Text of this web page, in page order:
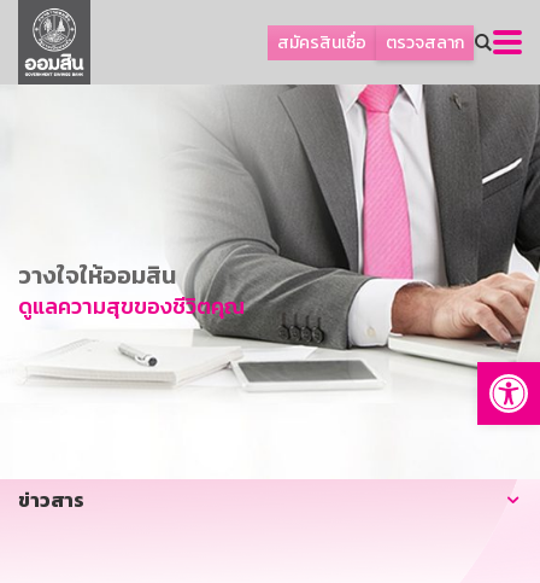
สมัครสินเชื่อ ตรวจสลาก
ลูกค้าธุรกิจ
ลูกค้าผู้ประกอบรายย่อย
การพัฒนาที่ยั่งยืน
ข่าวสาร
บริการทางการเงิน
อื่นๆ
วางใจให้ออมสิน
ดูแลความสุขของชีวิตคุณ
ข่าวสาร